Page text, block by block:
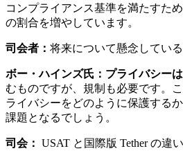
コンプライアンス基準を満たすた
の割合を増やしています。
司会者： 将来について懸念してい
ボー・ハインズ氏：プライバシー
むものですが、規制も必要です。
ライバシーをどのように保護する
課題となるでしょう。
司会： USAT と国際版 Tether の違